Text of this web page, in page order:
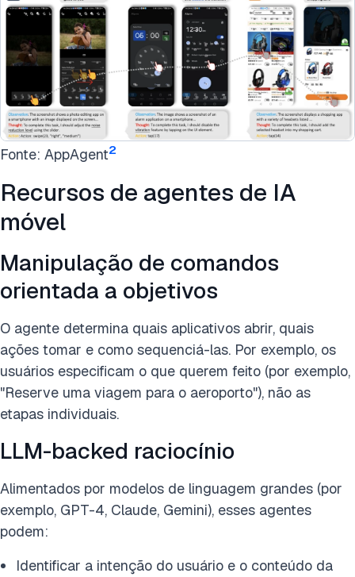
Fonte: AppAgent2
Recursos de agentes de IA
móvel
Manipulação de comandos
orientada a objetivos
O agente determina quais aplicativos abrir, quais
ações tomar e como sequenciá-las. Por exemplo, os
usuários especificam o que querem feito (por exemplo,
"Reserve uma viagem para o aeroporto"), não as
etapas individuais.
LLM-backed raciocínio
Alimentados por modelos de linguagem grandes (por
exemplo, GPT-4, Claude, Gemini), esses agentes
podem:
Identificar a intenção do usuário e o conteúdo da